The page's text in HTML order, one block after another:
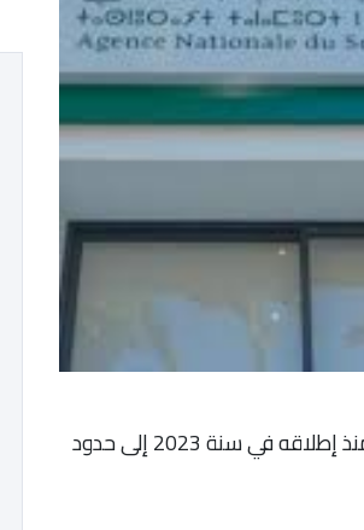
بلغت المبالغ المالية المصروفة برسم برنامج الدعم الاجتماعي المباشر منذ إطلاقه في سنة 2023 إلى حدود